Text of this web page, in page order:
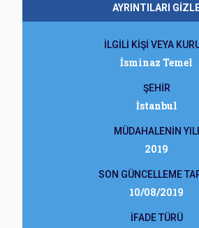
AYRINTILARI
İLGİLİ KİŞİ VEYA
İsminaz Temel
ŞEHİR
İstanbul
MÜDAHALENİN YILI
2019
SON GÜNCELLEME
10/08/2019
İFADE TÜRÜ